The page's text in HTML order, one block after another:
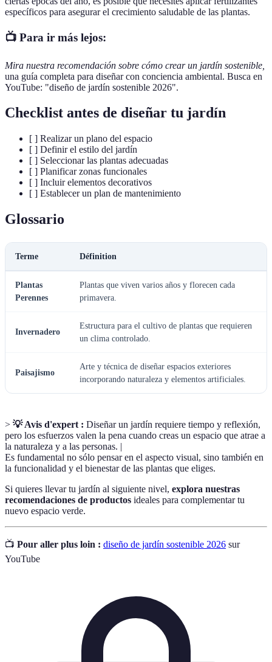
específicos para asegurar el crecimiento saludable de las plantas.
📺 Para ir más lejos:
Mira nuestra recomendación sobre cómo crear un jardín sostenible,
una guía completa para diseñar con conciencia ambiental. Busca en
YouTube: "diseño de jardín sostenible 2026".
Checklist antes de diseñar tu jardín
[ ] Realizar un plano del espacio
[ ] Definir el estilo del jardín
[ ] Seleccionar las plantas adecuadas
[ ] Planificar zonas funcionales
[ ] Incluir elementos decorativos
[ ] Establecer un plan de mantenimiento
Glossario
Terme Définition
Plantas
Perennes
Plantas que viven varios años y florecen cada
primavera.
Invernadero
Estructura para el cultivo de plantas que requieren
un clima controlado.
Paisajismo
Arte y técnica de diseñar espacios exteriores
incorporando naturaleza y elementos artificiales.
> 💡 Avis d'expert : Diseñar un jardín requiere tiempo y reflexión,
pero los esfuerzos valen la pena cuando creas un espacio que atrae a
la naturaleza y a las personas. |
Es fundamental no sólo pensar en el aspecto visual, sino también en
la funcionalidad y el bienestar de las plantas que eliges.
Si quieres llevar tu jardín al siguiente nivel, explora nuestras
recomendaciones de productos ideales para complementar tu
nuevo espacio verde.
📺 Pour aller plus loin : diseño de jardín sostenible 2026 sur
YouTube